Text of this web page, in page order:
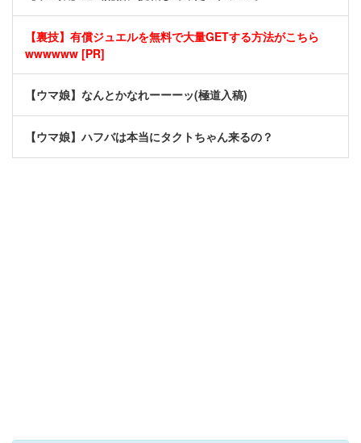
【裏技】有償ジュエルを無料で大量GETする方法がこちら
wwwwww [PR]
【ウマ娘】なんとかなれーーーッ(極道入稿)
【ウマ娘】ハフバは本当にタクトちゃん来るの？